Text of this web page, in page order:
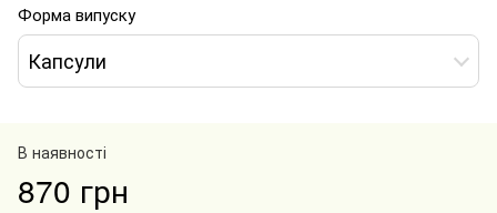
Форма випуску
Капсули
В наявності
870 грн